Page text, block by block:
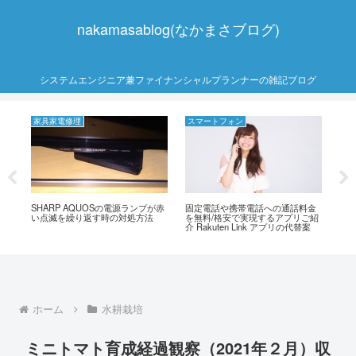
nakamasablog(なかまさブログ)
システムエンジニア兼ファイナンシャルプランナーの雑記ブログ
家具家電修理
SHARP AQUOSの電源ランプが赤
い点滅を繰り返す時の対処方法
スマートフォン
固定電話や携帯電話への通話料金
を無料/格安で実現するアプリご紹
介 Rakuten Link アプリの代替案
心
ホーム 水耕栽培
ミニトマト育成経過観察（2021年２月）収